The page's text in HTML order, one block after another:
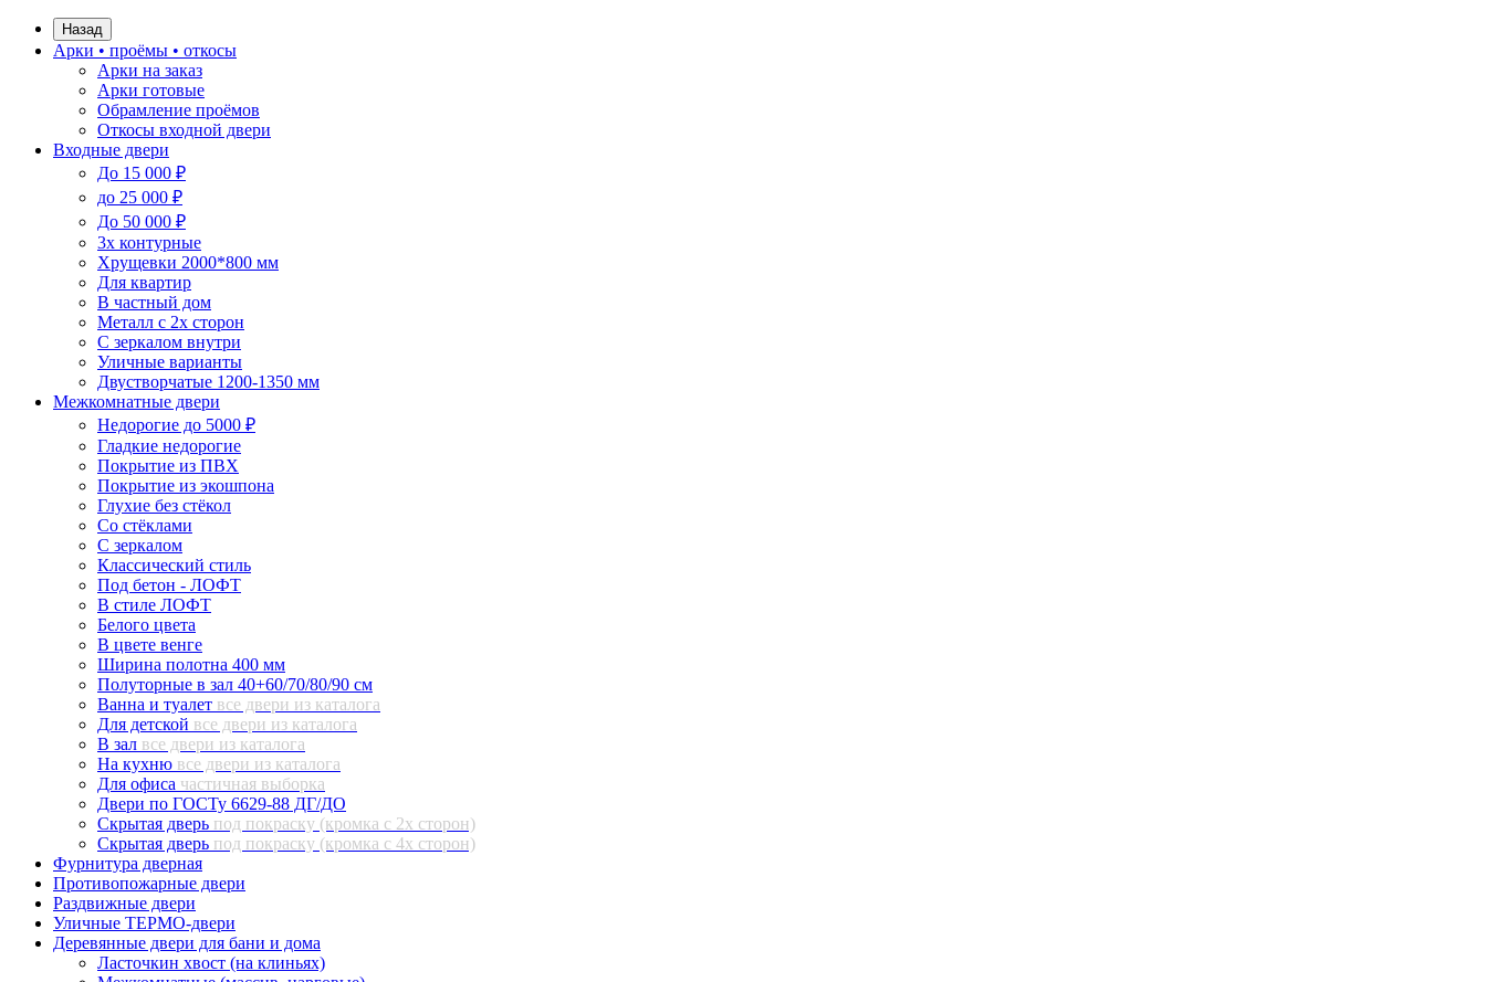
Назад
Арки • проёмы • откосы
Арки на заказ
Арки готовые
Обрамление проёмов
Откосы входной двери
Входные двери
До 15 000 ₽
до 25 000 ₽
До 50 000 ₽
3х контурные
Хрущевки 2000*800 мм
Для квартир
В частный дом
Металл с 2х сторон
С зеркалом внутри
Уличные варианты
Двустворчатые 1200-1350 мм
Межкомнатные двери
Недорогие до 5000 ₽
Гладкие недорогие
Покрытие из ПВХ
Покрытие из экошпона
Глухие без стёкол
Со стёклами
С зеркалом
Классический стиль
Под бетон - ЛОФТ
В стиле ЛОФТ
Белого цвета
В цвете венге
Ширина полотна 400 мм
Полуторные в зал 40+60/70/80/90 см
Ванна и туалет все двери из каталога
Для детской все двери из каталога
В зал все двери из каталога
На кухню все двери из каталога
Для офиса частичная выборка
Двери по ГОСТу 6629-88 ДГ/ДО
Скрытая дверь под покраску (кромка с 2х сторон)
Скрытая дверь под покраску (кромка с 4х сторон)
Фурнитура дверная
Противопожарные двери
Раздвижные двери
Уличные ТЕРМО-двери
Деревянные двери для бани и дома
Ласточкин хвост (на клиньях)